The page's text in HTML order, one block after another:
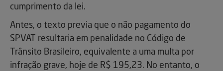
cumprimento da lei.
Antes, o texto previa que o não pagamento do
SPVAT resultaria em penalidade no Código de
Trânsito Brasileiro, equivalente a uma multa por
infração grave, hoje de R$ 195,23. No entanto, o